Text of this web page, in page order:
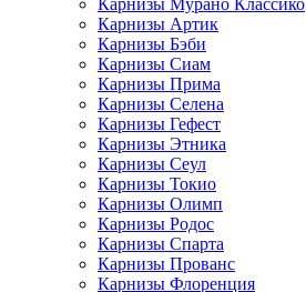
Карнизы Мурано Классико
Карнизы Артик
Карнизы Бэби
Карнизы Сиам
Карнизы Прима
Карнизы Селена
Карнизы Гефест
Карнизы Этника
Карнизы Сеул
Карнизы Токио
Карнизы Олимп
Карнизы Родос
Карнизы Спарта
Карнизы Прованс
Карнизы Флоренция